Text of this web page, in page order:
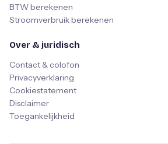
BTW berekenen
Stroomverbruik berekenen
Over & juridisch
Contact & colofon
Privacyverklaring
Cookiestatement
Disclaimer
Toegankelijkheid